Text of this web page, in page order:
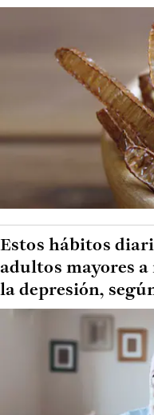
Estos hábitos
adultos mayores
la depresión,